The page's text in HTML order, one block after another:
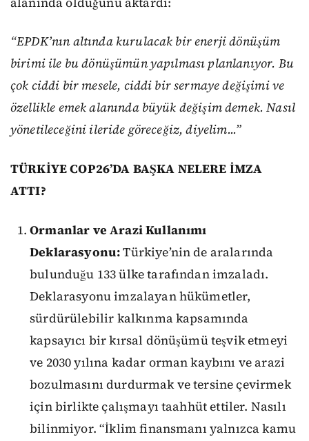
“EPDK’nın altında kurulacak bir enerji dönüşüm
birimi ile bu dönüşümün yapılması planlanıyor. Bu
çok ciddi bir mesele, ciddi bir sermaye değişimi ve
özellikle emek alanında büyük değişim demek. Nasıl
yönetileceğini ileride göreceğiz, diyelim...”
TÜRKİYE COP26’DA BAŞKA NELERE İMZA
ATTI?
Ormanlar ve Arazi Kullanımı
Deklarasyonu:Türkiye’nin de aralarında
bulunduğu 133 ülke tarafından imzaladı.
Deklarasyonu imzalayan hükümetler,
sürdürülebilir kalkınma kapsamında
kapsayıcı bir kırsal dönüşümü teşvik etmeyi
ve 2030 yılına kadar orman kaybını ve arazi
bozulmasını durdurmak ve tersine çevirmek
için birlikte çalışmayı taahhüt ettiler. Nasılı
bilinmiyor. “İklim finansmanı yalnızca kamu